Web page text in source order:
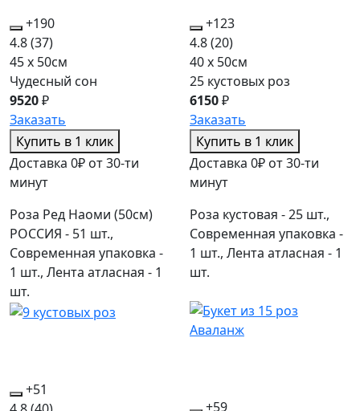
+190
4.8(37)
45 x 50см
Чудесный сон
9520₽
Заказать
Купить в 1 клик
Доставка 0₽ от 30-ти
минут
Роза Ред Наоми (50см)
РОССИЯ - 51 шт.,
Современная упаковка -
1 шт., Лента атласная - 1
шт.
+123
4.8(20)
40 x 50см
25 кустовых роз
6150₽
Заказать
Купить в 1 клик
Доставка 0₽ от 30-ти
минут
Роза кустовая - 25 шт.,
Современная упаковка -
1 шт., Лента атласная - 1
шт.
+51
+59